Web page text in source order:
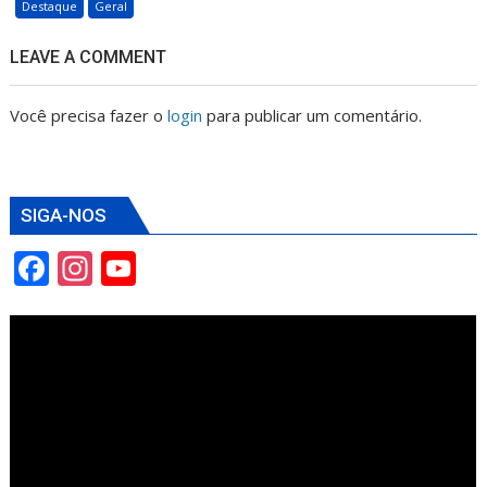
Destaque Geral
LEAVE A COMMENT
Você precisa fazer ologin para publicar um comentário.
SIGA-NOS
F
ac
In
st o